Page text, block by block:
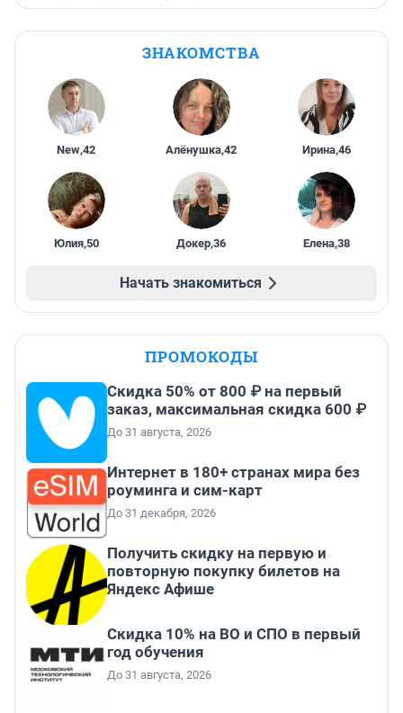
ЗНАКОМСТВА
New,42 Алёнушка,42 Ирина,46
Юлия,50 Докер,36 Елена,38
Начать знакомиться
ПРОМОКОДЫ
Скидка 50% от 800 ₽ на первый
заказ, максимальная скидка 600 ₽
До 31 августа, 2026
Интернет в 180+ странах мира без
роуминга и сим-карт
До 31 декабря, 2026
Получить скидку на первую и
повторную покупку билетов на
Яндекс Афише
Скидка 10% на ВО и СПО в первый
год обучения
До 31 августа, 2026